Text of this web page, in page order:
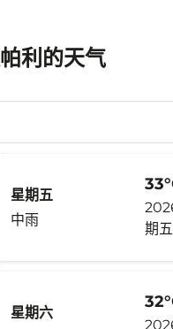
利的天气
摄氏度 Selected
星期五
中雨
期
星期六